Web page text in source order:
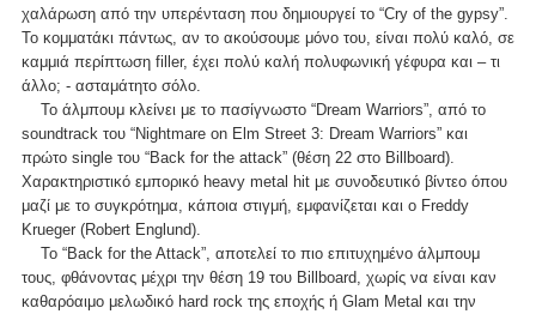
χαλάρωση από την υπερένταση που δημιουργεί το “Cry of the gypsy”.
To κομματάκι πάντως, αν το ακούσουμε μόνο του, είναι πολύ καλό, σε
καμμιά περίπτωση filler, έχει πολύ καλή πολυφωνική γέφυρα και – τι
άλλο; - ασταμάτητο σόλο.
Το άλμπουμ κλείνει με το πασίγνωστο “Dream Warriors”, από το
soundtrack του “Nightmare on Elm Street 3: Dream Warriors” και
πρώτο single του “Back for the attack” (θέση 22 στο Billboard).
Χαρακτηριστικό εμπορικό heavy metal hit με συνοδευτικό βίντεο όπου
μαζί με το συγκρότημα, κάποια στιγμή, εμφανίζεται και o Freddy
Krueger (Robert Englund).
To “Back for the Attack”, αποτελεί το πιο επιτυχημένο άλμπουμ
τους, φθάνοντας μέχρι την θέση 19 του Billboard, χωρίς να είναι καν
καθαρόαιμο μελωδικό hard rock της εποχής ή Glam Metal και την